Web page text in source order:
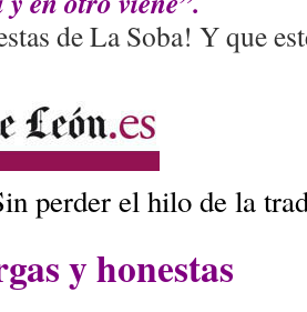
de La Soba! Y que
perder el hilo de la
y honestas